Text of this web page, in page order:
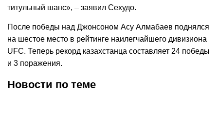
титульный шанс», – заявил Сехудо.
После победы над Джонсоном Асу Алмабаев поднялся
на шестое место в рейтинге наилегчайшего дивизиона
UFC. Теперь рекорд казахстанца составляет 24 победы
и 3 поражения.
Новости по теме